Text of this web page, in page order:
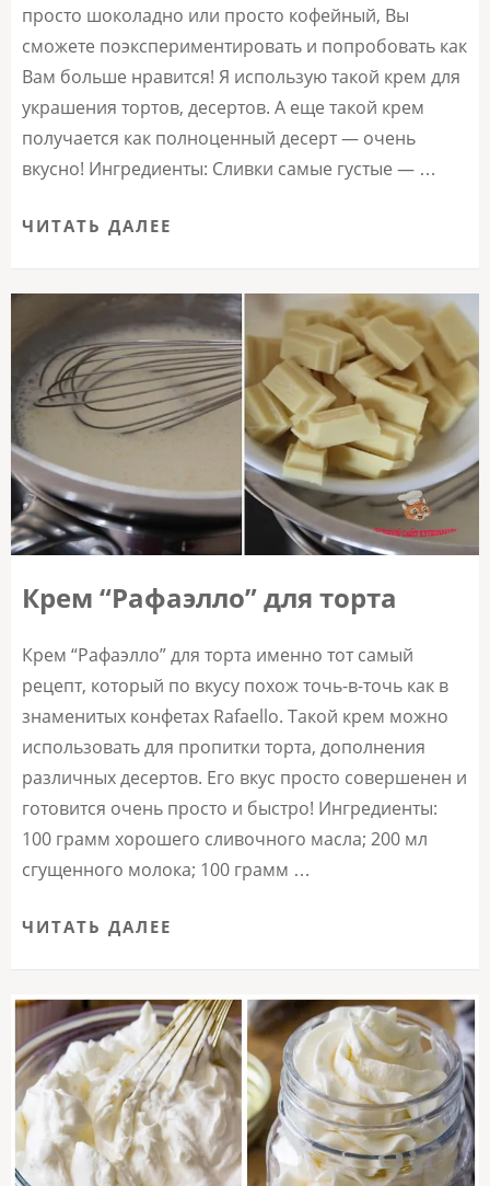
просто шоколадно или просто кофейный, Вы
сможете поэкспериментировать и попробовать как
Вам больше нравится! Я использую такой крем для
украшения тортов, десертов. А еще такой крем
получается как полноценный десерт — очень
вкусно! Ингредиенты: Сливки самые густые — …
ЧИТАТЬ ДАЛЕЕ
Крем “Рафаэлло” для торта
Крем “Рафаэлло” для торта именно тот самый
рецепт, который по вкусу похож точь-в-точь как в
знаменитых конфетах Rafaello. Такой крем можно
использовать для пропитки торта, дополнения
различных десертов. Его вкус просто совершенен и
готовится очень просто и быстро! Ингредиенты:
100 грамм хорошего сливочного масла; 200 мл
сгущенного молока; 100 грамм …
ЧИТАТЬ ДАЛЕЕ